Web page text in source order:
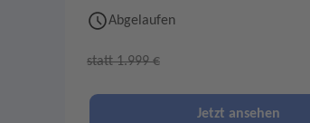
Abgelaufen
statt 1.999 €
Jetzt ansehen